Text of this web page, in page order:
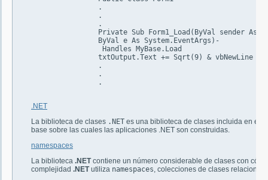
.NET
La biblioteca de clases .NET es una biblioteca de clases incluida en el
base sobre las cuales las aplicaciones .NET son construidas.
namespaces
La biblioteca .NETcontiene un número considerable de clases con
complejidad .NETutiliza namespaces, colecciones de clases